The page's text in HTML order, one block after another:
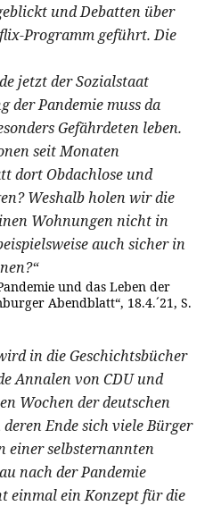
und Debatten über
Programm geführt. Die
jetzt der Sozialstaat
der Pandemie muss da
Gefährdeten leben.
seit Monaten
dort Obdachlose und
Weshalb holen wir die
Wohnungen nicht in
auch sicher in
und das Leben der
Abendblatt“, 18.4.´21, S.
in die Geschichtsbücher
Annalen von CDU und
Wochen der deutschen
Ende sich viele Bürger
einer selbsternannten
nach der Pandemie
einmal ein Konzept für die